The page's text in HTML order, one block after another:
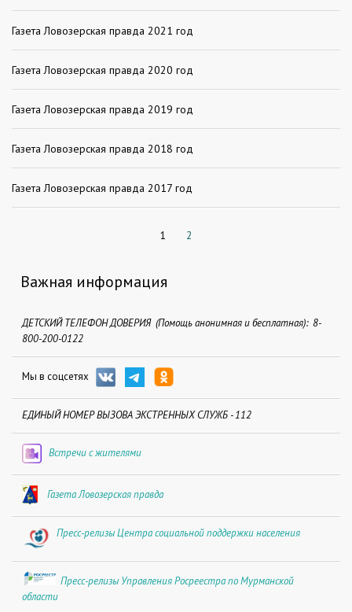
Газета Ловозерская правда 2021 год
Газета Ловозерская правда 2020 год
Газета Ловозерская правда 2019 год
Газета Ловозерская правда 2018 год
Газета Ловозерская правда 2017 год
1 2
Важная информация
ДЕТСКИЙ ТЕЛЕФОН ДОВЕРИЯ (Помощь анонимная и бесплатная): 8-
800-200-0122
Мы в соцсетях
ЕДИНЫЙ НОМЕР ВЫЗОВА ЭКСТРЕННЫХ СЛУЖБ - 112
Встречи с жителями
Газета Ловозерская правда
Пресс-релизы Центра социальной поддержки населения
Пресс-релизы Управления Росреестра по Мурманской
области